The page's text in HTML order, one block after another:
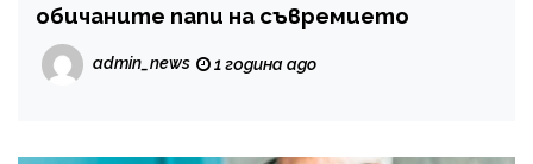
обичаните папи на съвремието
admin_news 1 година ago